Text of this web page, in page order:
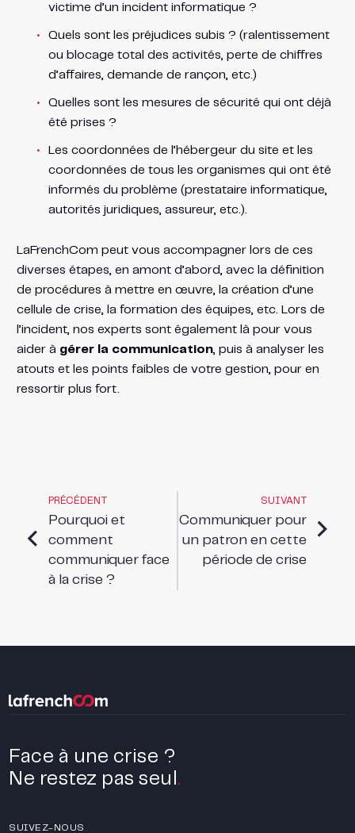
victime d’un incident informatique ?
Quels sont les préjudices subis ? (ralentissement
ou blocage total des activités, perte de chiffres
d’affaires, demande de rançon, etc.)
Quelles sont les mesures de sécurité qui ont déjà
été prises ?
Les coordonnées de l’hébergeur du site et les
coordonnées de tous les organismes qui ont été
informés du problème (prestataire informatique,
autorités juridiques, assureur, etc.).
LaFrenchCom peut vous accompagner lors de ces
diverses étapes, en amont d’abord, avec la définition
de procédures à mettre en œuvre, la création d’une
cellule de crise, la formation des équipes, etc. Lors de
l’incident, nos experts sont également là pour vous
aider à gérer la communication, puis à analyser les
atouts et les points faibles de votre gestion, pour en
ressortir plus fort.
PRÉCÉDENT
Pourquoi et
comment
communiquer face
à la crise ?
SUIVANT
Communiquer pour
un patron en cette
période de crise
Face à une crise ?
Ne restez pas seul .
SUIVEZ-NOUS